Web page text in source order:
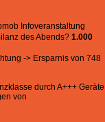
Infoveranstaltung
des Abends? 1.000
-> Ersparnis von 748
durch A+++ Geräte
von